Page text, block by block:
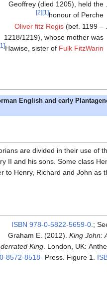
Geoffrey (died 1205), held the
honour of Perche
[1]
[2]
Oliver fitz Regis (bef. 1199 –
1218/1219), whose mother was
Hawise, sister of Fulk FitzWarin
[1]
English and early
are divided in their use of
II and his sons. Some class
to Henry, Richard and John as
ISBN 978-0-5822-5659-0 ;
Graham E. (2012). King John:
King . London, UK:
Press. Figure 1.
8572-8518-